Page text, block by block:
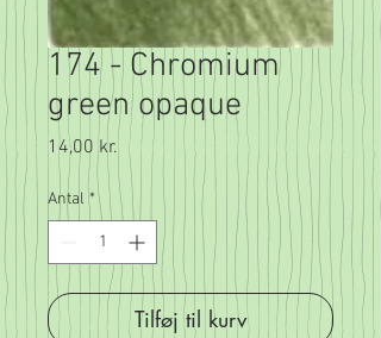
174 - Chromium
green opaque
14,00 kr. Pris
Antal *
Tilføj til kurv